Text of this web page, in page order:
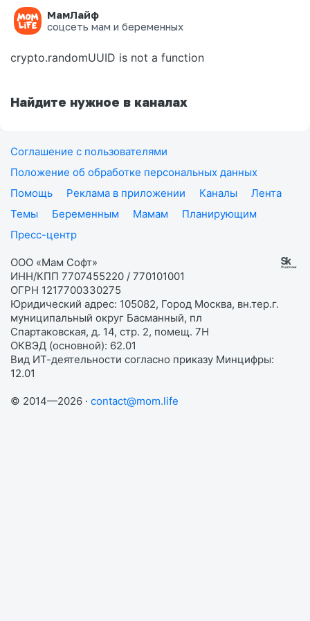
МамЛайф
соцсеть мам и беременных
Ошибка на странице
crypto.randomUUID is not a function
Найдите нужное в каналах
Соглашение с пользователями
Положение об обработке персональных данных
Помощь
Реклама в приложении Каналы
Лента
Темы
Беременным Мамам
Планирующим
Пресс-центр
ООО «Мам Софт»
ИНН/КПП 7707455220 / 770101001
ОГРН 1217700330275
Юридический адрес: 105082, Город Москва, вн.тер.г.
муниципальный округ Басманный, пл
Спартаковская, д. 14, стр. 2, помещ. 7Н
ОКВЭД (основной): 62.01
Вид ИТ-деятельности согласно приказу Минцифры:
12.01
© 2014—2026 · contact@mom.life